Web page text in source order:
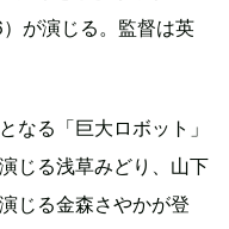
が演じる。監督は英
なる「巨大ロボット」
じる浅草みどり、山下
じる金森さやかが登